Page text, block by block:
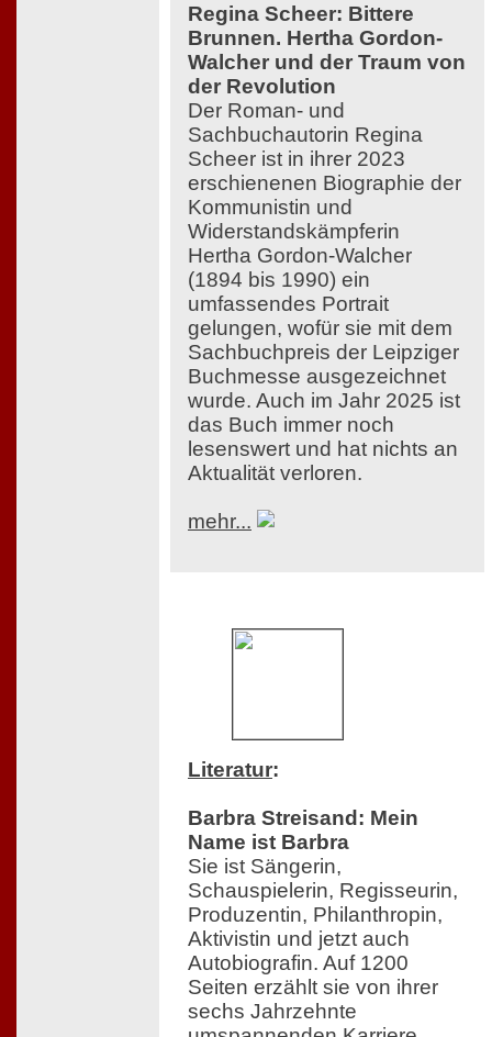
Regina Scheer: Bittere
Brunnen. Hertha Gordon-
Walcher und der Traum von
der Revolution
Der Roman- und
Sachbuchautorin Regina
Scheer ist in ihrer 2023
erschienenen Biographie der
Kommunistin und
Widerstandskämpferin
Hertha Gordon-Walcher
(1894 bis 1990) ein
umfassendes Portrait
gelungen, wofür sie mit dem
Sachbuchpreis der Leipziger
Buchmesse ausgezeichnet
wurde. Auch im Jahr 2025 ist
das Buch immer noch
lesenswert und hat nichts an
Aktualität verloren.
mehr...
Literatur:
Barbra Streisand: Mein
Name ist Barbra
Sie ist Sängerin,
Schauspielerin, Regisseurin,
Produzentin, Philanthropin,
Aktivistin und jetzt auch
Autobiografin. Auf 1200
Seiten erzählt sie von ihrer
sechs Jahrzehnte